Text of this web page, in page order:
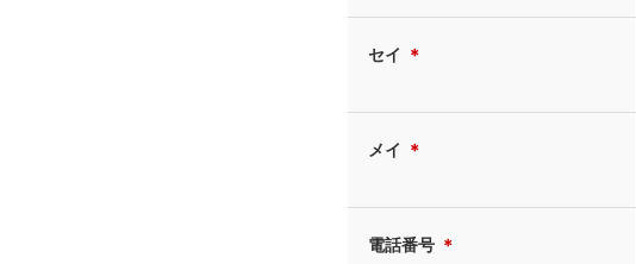
セイ ＊
メイ ＊
電話番号 ＊